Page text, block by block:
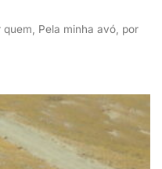
Pela minha avó, por